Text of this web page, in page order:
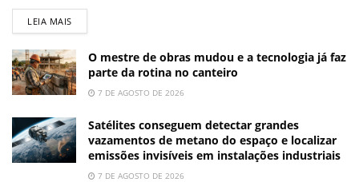
LEIA MAIS
O mestre de obras mudou e a tecnologia já faz
parte da rotina no canteiro
7 DE AGOSTO DE 2026
Satélites conseguem detectar grandes
vazamentos de metano do espaço e localizar
emissões invisíveis em instalações industriais
7 DE AGOSTO DE 2026